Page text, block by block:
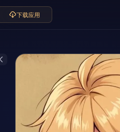
下载应用